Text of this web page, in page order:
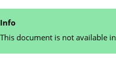
Status Message
Info
This document is not available